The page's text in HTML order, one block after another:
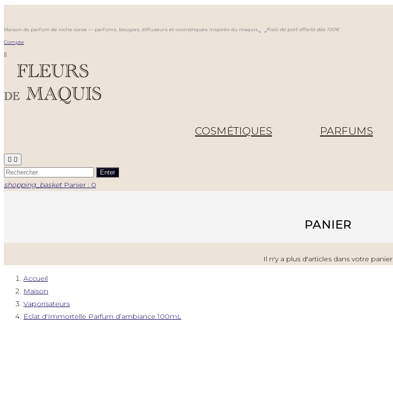
Maison de parfum de niche corse — parfums, bougies, diffuseurs et cosmétiques inspirés du maquis.
Frais de port offerts dès 100€
Compte

COSMÉTIQUES PARFUMS
 
Enter
shopping_basket Panier : 0
PANIER
Il n'y a plus d'articles dans votre panier
Accueil
Maison
Vaporisateurs
Éclat d'Immortelle Parfum d’ambiance 100mL